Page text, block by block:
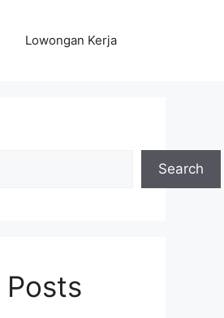
Lowongan Kerja
Search
Posts